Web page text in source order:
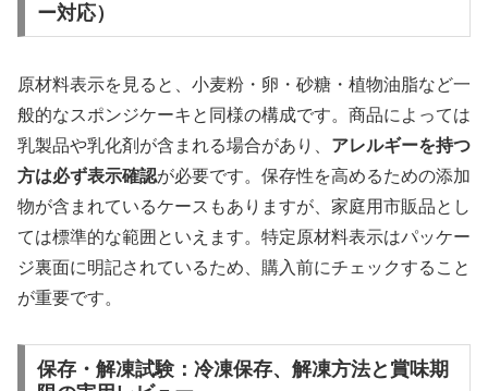
ー対応）
原材料表示を見ると、小麦粉・卵・砂糖・植物油脂など一
般的なスポンジケーキと同様の構成です。商品によっては
乳製品や乳化剤が含まれる場合があり、 アレルギーを持つ
方は必ず表示確認が必要です。保存性を高めるための添加
物が含まれているケースもありますが、家庭用市販品とし
ては標準的な範囲といえます。特定原材料表示はパッケー
ジ裏面に明記されているため、購入前にチェックすること
が重要です。
保存・解凍試験：冷凍保存、解凍方法と賞味期